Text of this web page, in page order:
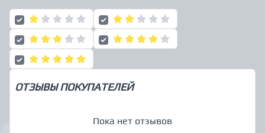
ОТЗЫВЫ ПОКУПАТЕЛЕЙ
Пока нет отзывов